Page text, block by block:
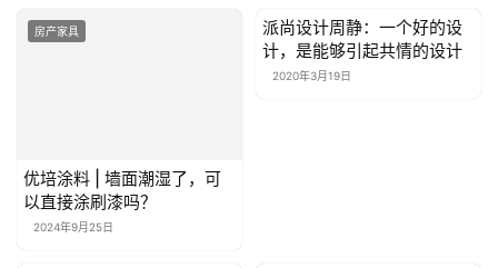
优培涂料 | 墙面潮湿了，可
以直接涂刷漆吗？
房产家具
派尚设计周静：一个好的设
计，是能够引起共情的设计